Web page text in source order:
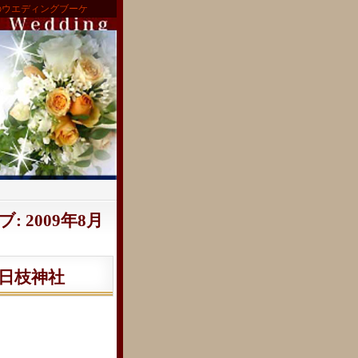
エディングブーケ
: 2009年8月
枝神社